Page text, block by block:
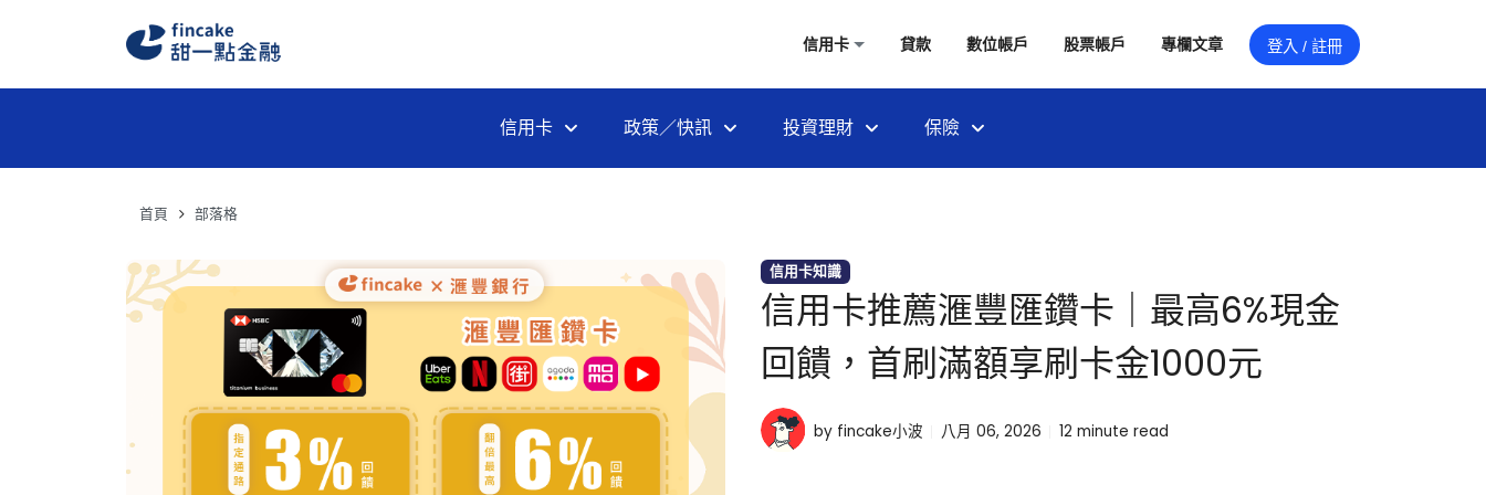
信用卡 貸款 數位帳戶 股票帳戶 專欄文章 登入 / 註冊
信用卡 政策／快訊 投資理財 保險
首頁 部落格
信用卡知識
信用卡推薦滙豐匯鑽卡｜最高6%現金
回饋，首刷滿額享刷卡金1000元
by fincake小波 八月 06, 2026 12 minute read